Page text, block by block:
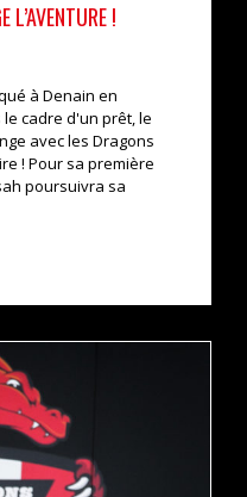
L’AVENTURE !
à Denain en
cadre d'un prêt, le
avec les Dragons
! Pour sa première
poursuivra sa